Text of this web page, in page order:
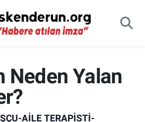
Neden Yalan
AILE TERAPISTI-